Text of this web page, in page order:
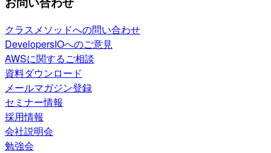
クラスメソッドへの問い合わせ
DevelopersIOへのご意見
AWSに関するご相談
資料ダウンロード
メールマガジン登録
セミナー情報
採用情報
会社説明会
勉強会